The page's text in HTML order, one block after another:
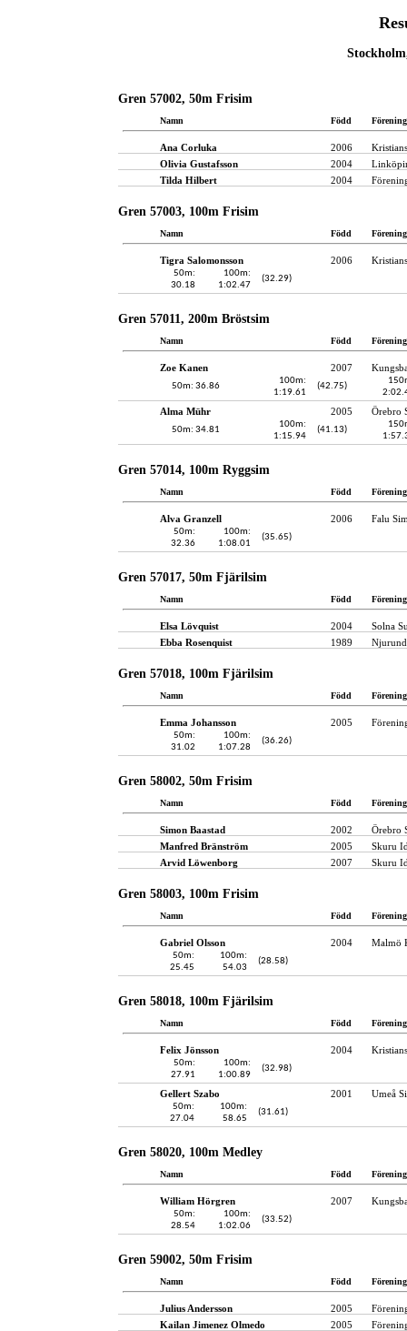
Gren 57002, 50m Frisim
Namn Född Förening
Ana Corluka 2006
Olivia Gustafsson
2004
Tilda Hilbert
2004
Gren 57003, 100m Frisim
Namn Född Förening
Tigra Salomonsson 2006
50m:
30.18
100m:
1:02.47
(32.29)
Gren 57011, 200m Bröstsim
Namn Född Förening
Zoe Kanen 2007
50m: 36.86
100m:
1:19.61
(42.75)
Alma Mühr 2005 Örebro
50m: 34.81
100m:
1:15.94
(41.13)
Gren 57014, 100m Ryggsim
Namn Född Förening
Alva Granzell 2006 Falu
50m:
32.36
100m:
1:08.01
(35.65)
Gren 57017, 50m Fjärilsim
Namn Född Förening
Elsa Lövquist 2004
Solna
Ebba Rosenquist
1989
Gren 57018, 100m Fjärilsim
Namn Född Förening
Emma Johansson 2005
50m:
31.02
100m:
1:07.28
(36.26)
Gren 58002, 50m Frisim
Namn Född Förening
Simon Baastad 2002
Örebro
Manfred Bränström
2005
Skuru
Arvid Löwenborg
2007 Skuru
Gren 58003, 100m Frisim
Namn Född Förening
Gabriel Olsson 2004 Malmö
50m:
25.45
100m:
54.03
(28.58)
Gren 58018, 100m Fjärilsim
Namn Född Förening
Felix Jönsson 2004
50m:
27.91
100m:
1:00.89
(32.98)
Gellert Szabo 2001 Umeå
50m:
27.04
100m:
58.65
(31.61)
Gren 58020, 100m Medley
Namn Född Förening
William Hörgren 2007
50m:
28.54
100m:
1:02.06
(33.52)
Gren 59002, 50m Frisim
Namn Född Förening
Julius Andersson 2005
Kailan Jimenez Olmedo
2005